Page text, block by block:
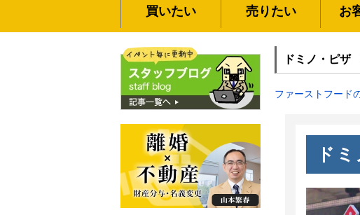
買いたい 売りたい お
ドミノ・ピ
ファーストフード
ド